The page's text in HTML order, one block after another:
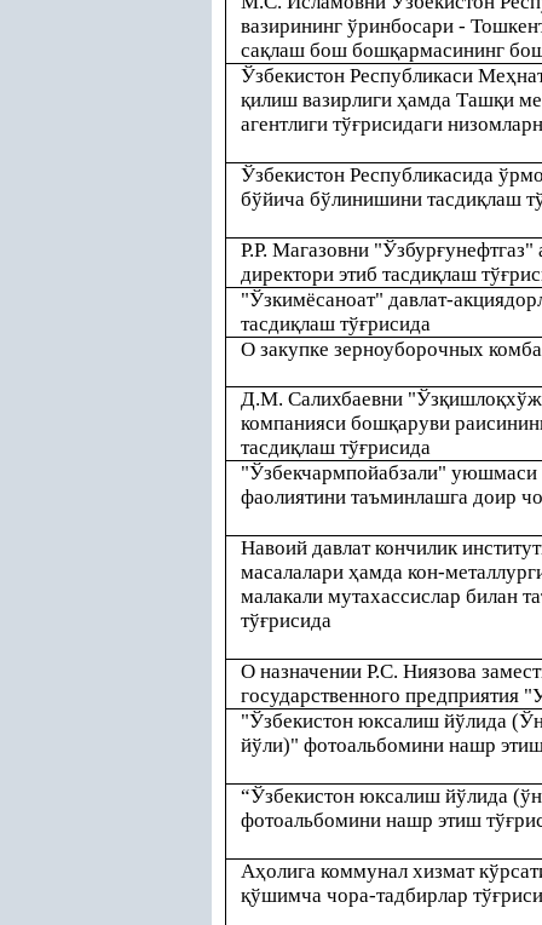
вазирининг ўринбосари -
сақлаш бош бошқармасининг
Ўзбекистон Республикаси Меҳ
қилиш вазирлиги ҳамда Ташқи ме
агентлиги тўғрисидаги
Ўзбекистон Республикасида
бўйича бўлинишини тасдиқлаш
Р.Р. Магазовни "Ўзбурғунефтгаз"
директори этиб тасдиқлаш тўғ
"Ўзкимёсаноат" давлат-
тасдиқлаш тўғрисида
О закупке зерноуборочных
Д.М. Салихбаевни "Ўзқишлоқ
компанияси бошқаруви
тасдиқлаш тўғрисида
"Ўзбекчармпойабзали" уюшмаси
фаолиятини таъминлашга доир
Навоий давлат кончилик
масалалари ҳамда кон-
малакали мутахассислар билан
тўғрисида
О назначении Р.С. Ниязова
государственного предприятия
"Ўзбекистон юксалиш йўлида
йўли)" фотоальбомини нашр
“Ўзбекистон юксалиш йўлида
фотоальбомини нашр этиш тўғ
Аҳолига коммунал хизмат
қўшимча чора-тадбирлар тўғ